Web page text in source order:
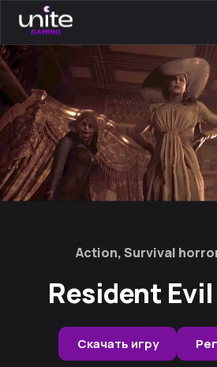
Action, Survival
Resident
Скачать игру